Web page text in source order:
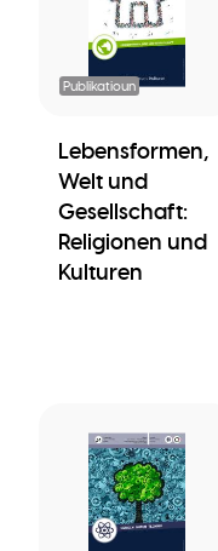
Publikatioun
Lebensformen,
Welt und
Gesellschaft:
Religionen und
Kulturen